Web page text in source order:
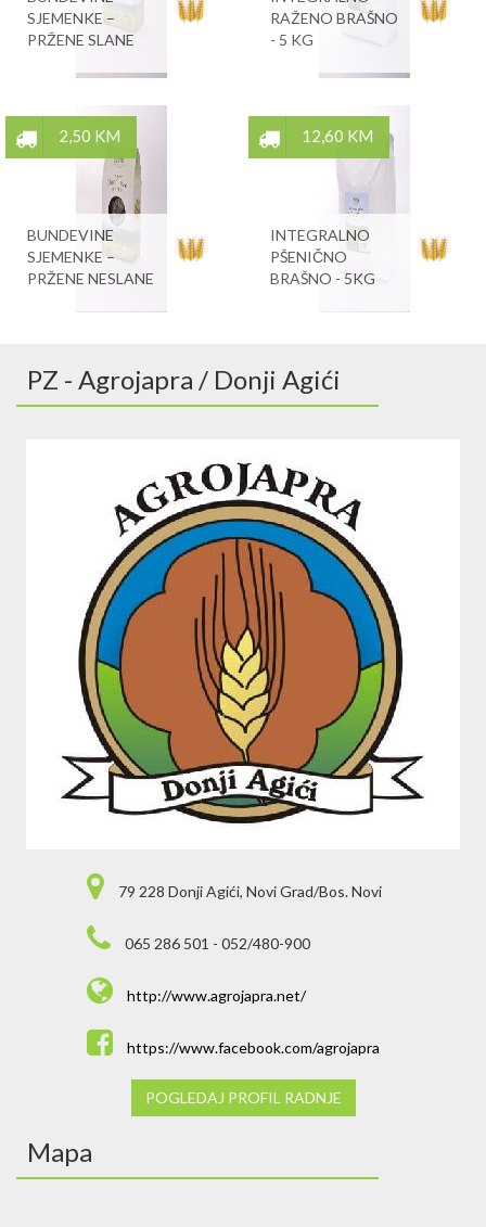
SJEMENKE –
PRŽENE SLANE
RAŽENO BRAŠNO
- 5 KG
2,50 KM
BUNDEVINE
SJEMENKE –
PRŽENE NESLANE
12,60 KM
INTEGRALNO
PŠENIČNO
BRAŠNO - 5KG
PZ - Agrojapra / Donji Agići
79 228 Donji Agići, Novi Grad/Bos. Novi
065 286 501 - 052/480-900
http://www.agrojapra.net/
https://www.facebook.com/agrojapra
POGLEDAJ PROFIL RADNJE
Mapa